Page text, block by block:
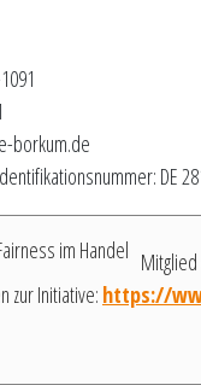
borkum.de
DE
Mitglied
zur Initiative: https://